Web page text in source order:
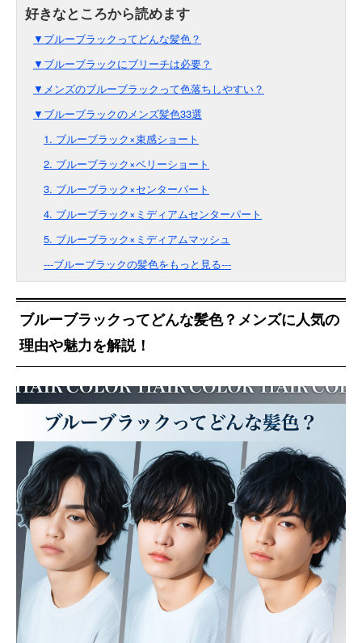
▼ブルーブラックってどんな髪色？
▼ブルーブラックにブリーチは必要？
▼メンズのブルーブラックって色落ちしやすい？
▼ブルーブラックのメンズ髪色33選
1. ブルーブラック×束感ショート
2. ブルーブラック×ベリーショート
3. ブルーブラック×センターパート
4. ブルーブラック×ミディアムセンターパート
5. ブルーブラック×ミディアムマッシュ
---ブルーブラックの髪色をもっと見る---
ブルーブラックってどんな髪色？メンズに人気の
理由や魅力を解説！